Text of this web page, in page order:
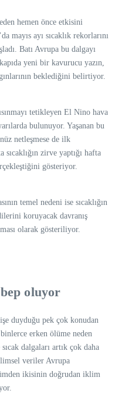
hemen önce etkisini
mayıs ayı sıcaklık rekorlarını
Batı Avrupa bu dalgayı
yeni bir kavurucu yazın,
beklediğini belirtiyor.
tetikleyen El Nino hava
bulunuyor. Yaşanan bu
netleşmese de ilk
zirve yaptığı hafta
gösteriyor.
temel nedeni ise sıcaklığın
koruyacak davranış
olarak gösteriliyor.
oluyor
duyduğu pek çok konudan
erken ölüme neden
dalgaları artık çok daha
veriler Avrupa
ikisinin doğrudan iklim